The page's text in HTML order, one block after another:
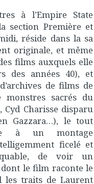
à l’Empire State
section Première et
réside dans la sa
originale, et même
films auxquels elle
des années 40), et
de films de
monstres sacrés du
Charisse disparu
Gazzara…), le tout
à un montage
ficelé et
de voir un
le film raconte le
les traits de Laurent